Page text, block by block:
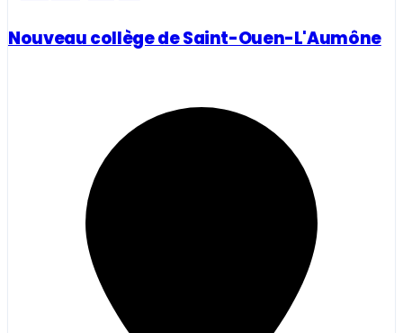
Nouveau collège de Saint-Ouen-L'Aumône